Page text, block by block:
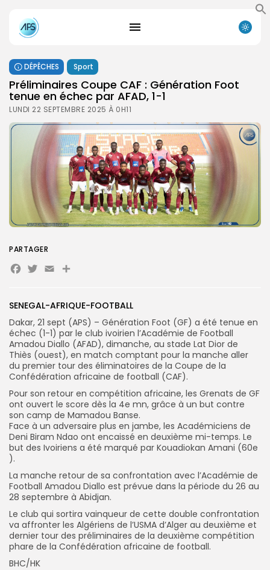
for:
FR
DÉPÊCHES Sport
Préliminaires Coupe CAF : Génération Foot
tenue en échec par AFAD, 1-1
LUNDI 22 SEPTEMBRE 2025 À 0H11
SENEGAL-AFRIQUE-FOOTBALL
Dakar, 21 sept (APS) – Génération Foot (GF) a été tenue en
échec (1-1) par le club ivoirien l’Académie de Football
Amadou Diallo (AFAD), dimanche, au stade Lat Dior de
Thiès (ouest), en match comptant pour la manche aller
du premier tour des éliminatoires de la Coupe de la
Confédération africaine de football (CAF).
Pour son retour en compétition africaine, les Grenats de GF
ont ouvert le score dès la 4e mn, grâce à un but contre
son camp de Mamadou Banse.
Face à un adversaire plus en jambe, les Académiciens de
Deni Biram Ndao ont encaissé en deuxième mi-temps. Le
but des Ivoiriens a été marqué par Kouadiokan Amani (60e
).
La manche retour de sa confrontation avec l’Académie de
Football Amadou Diallo est prévue dans la période du 26 au
28 septembre à Abidjan.
Le club qui sortira vainqueur de cette double confrontation
va affronter les Algériens de l’USMA d’Alger au deuxième et
dernier tour des préliminaires de la deuxième compétition
phare de la Confédération africaine de football.
BHC/HK
PARTAGER
Facebook
Twitter
EmailPartager